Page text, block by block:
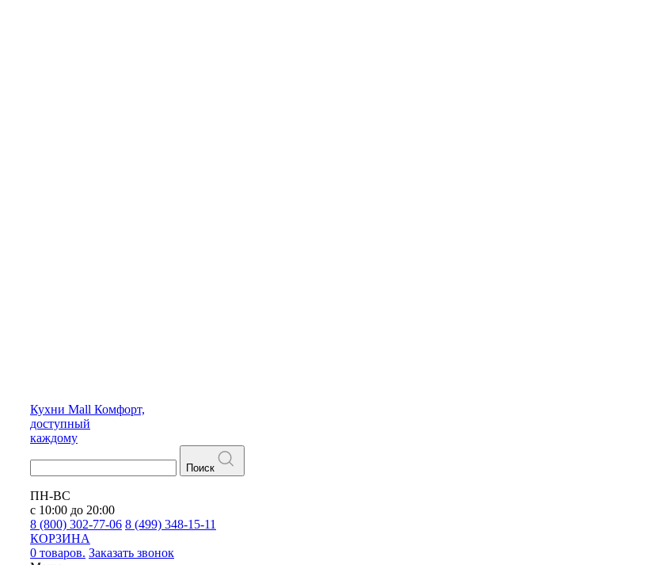
Кухни Mall Комфорт,
доступный
каждому
Поиск
ПН-ВС
с 10:00 до 20:00
8 (800) 302-77-06 8 (499) 348-15-11
КОРЗИНА
0 товаров. Заказать звонок